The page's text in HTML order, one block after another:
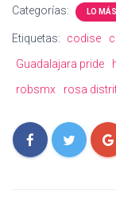
Categorías: LO
Etiquetas: codise
Guadalajara pride
robsmx
rosa